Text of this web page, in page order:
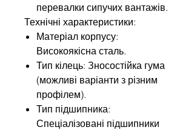
перевалки сипучих вантажів.
Технічні характеристики:
Матеріал корпусу:
Високоякісна сталь.
Тип кілець: Зносостійка гума
(можливі варіанти з різним
профілем).
Тип підшипника:
Спеціалізовані підшипники